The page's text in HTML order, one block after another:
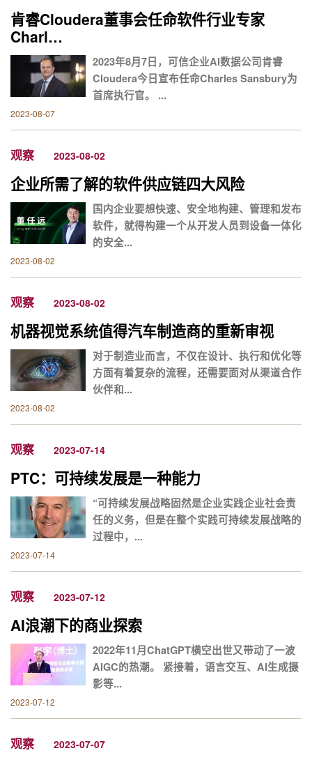
肯睿Cloudera董事会任命软件行业专家
Charl…
2023年8月7日，可信企业AI数据公司肯睿
Cloudera今日宣布任命Charles Sansbury为
首席执行官。 ...
2023-08-07
观察 2023-08-02
企业所需了解的软件供应链四大风险
国内企业要想快速、安全地构建、管理和发布
软件，就得构建一个从开发人员到设备一体化
的安全...
2023-08-02
观察 2023-08-02
机器视觉系统值得汽车制造商的重新审视
对于制造业而言，不仅在设计、执行和优化等
方面有着复杂的流程，还需要面对从渠道合作
伙伴和...
2023-08-02
观察 2023-07-14
PTC：可持续发展是一种能力
“可持续发展战略固然是企业实践企业社会责
任的义务，但是在整个实践可持续发展战略的
过程中，...
2023-07-14
观察 2023-07-12
AI浪潮下的商业探索
2022年11月ChatGPT横空出世又带动了一波
AIGC的热潮。 紧接着，语言交互、AI生成摄
影等...
2023-07-12
观察 2023-07-07